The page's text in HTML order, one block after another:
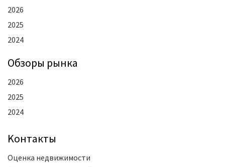
2026
2025
2024
Oбзоры рынка
2026
2025
2024
Kонтакты
Оценка недвижимости